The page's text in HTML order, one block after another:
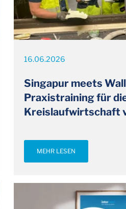
16.06.2026
Singapur meets
Praxistraining für
Kreislaufwirtschaft
MEHR LESEN